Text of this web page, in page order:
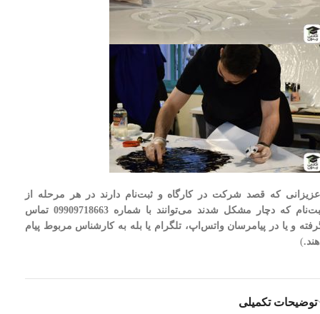
عزیزانی که قصد شرکت در کارگاه و ثبت‌نام دارند در هر مرحله از
ثبت‌نام که دچار مشکل شدند می‌توانند با شماره 09909718663 تماس
و یا در پیامرسان واتس‌اپ، تلگرام یا بله به کارشناس مربوط پیام
)
توضیحات تکمیلی